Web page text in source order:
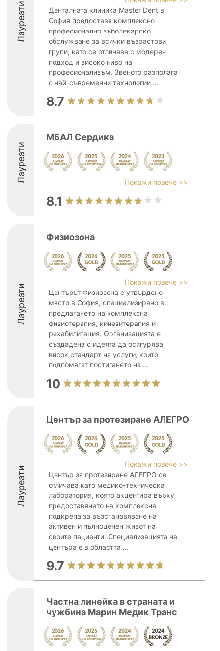
Лауреати
Денталната клиника Master Dent в
София предоставя комплексно
професионално зъболекарско
обслужване за всички възрастови
групи, като се отличава с модерен
подход и високо ниво на
професионализъм. Звеното разполага
с най-съвременни технологии ...
8.7
Лауреати
МБАЛ Сердика
Покажи повече >>
8.1
Лауреати
Физиозона
Покажи повече >>
Центърът Физиозона е утвърдено
място в София, специализирано в
предлагането на комплексна
физиотерапия, кинезитерапия и
рехабилитация. Организацията е
създадена с идеята да осигурява
висок стандарт на услуги, които
подпомагат постигането на ...
10
Лауреати
Център за протезиране АЛЕГРО
Покажи повече >>
Център за протезиране АЛЕГРО се
отличава като медико-техническа
лаборатория, която акцентира върху
предоставянето на комплексна
подкрепа за възстановяване на
активен и пълноценен живот на
своите пациенти. Специализацията на
центъра е в областта ...
9.7
Частна линейка в страната и
чужбина Марин Медик Транс